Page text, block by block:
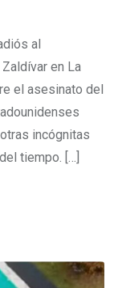
al
en La
el asesinato del
incógnitas
tiempo. […]